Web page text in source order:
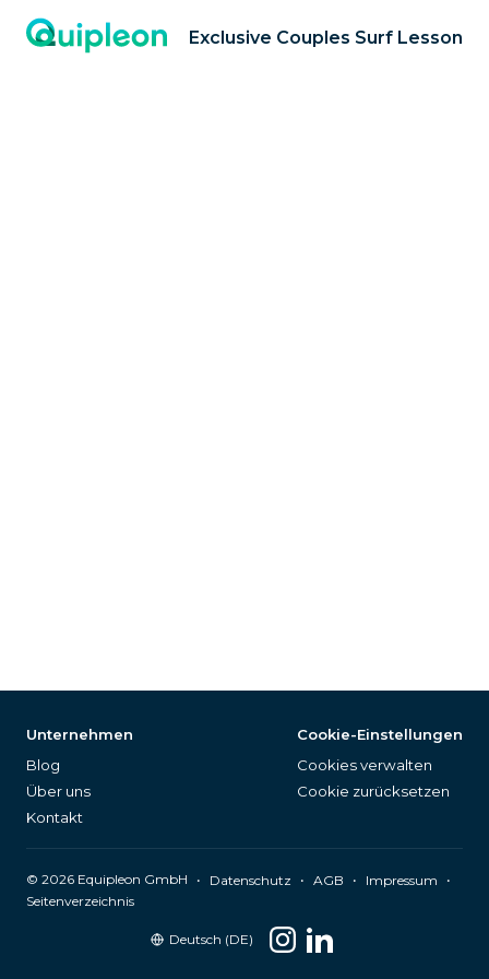
Exclusive Couples Surf Lesson
Unternehmen
Blog
Über uns
Kontakt
Cookie-Einstellungen
Cookies verwalten
Cookie zurücksetzen
© 2026 Equipleon GmbH • Datenschutz • AGB • Impressum
•
Seitenverzeichnis
Deutsch (DE)